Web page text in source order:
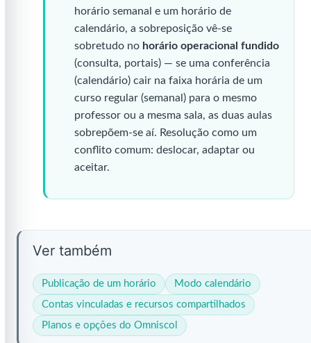
horário semanal e um horário de
calendário, a sobreposição vê-se
sobretudo no horário operacional fundido
(consulta, portais) — se uma conferência
(calendário) cair na faixa horária de um
curso regular (semanal) para o mesmo
professor ou a mesma sala, as duas aulas
sobrepõem-se aí. Resolução como um
conflito comum: deslocar, adaptar ou
aceitar.
Ver também
Publicação de um horário
Modo calendário
Contas vinculadas e recursos compartilhados
Planos e opções do Omniscol